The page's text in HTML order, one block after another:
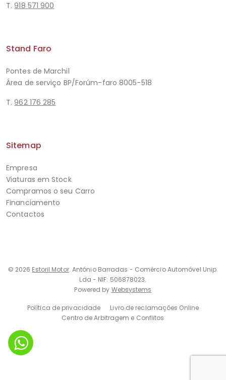
T.918 571 900
Stand Faro
Pontes de Marchil
Área de serviço BP/Forúm-faro 8005-518
T.962 176 285
Sitemap
Empresa
Viaturas em Stock
Compramos o seu Carro
Financiamento
Contactos
© 2026 Estoril Motor. António Barradas - Comércio Automóvel Unip.
Lda - NIF: 506878023.
Powered by Websystems
Política de privacidade
Livro de reclamações Online
Centro de Arbitragem e Conflitos